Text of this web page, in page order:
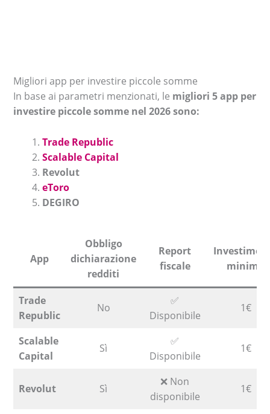
Migliori app per investire piccole somme
In base ai parametri menzionati, le migliori 5 app per
investire piccole somme nel 2026 sono:
Trade Republic
Scalable Capital
Revolut
eToro
DEGIRO
App
Obbligo
dichiarazione
redditi
Report
fiscale
minimo
Trade
Republic
No
✅
Disponibile
1€
Scalable
Capital
Sì
✅
Disponibile
1€
Revolut Sì
❌ Non
disponibile
1€